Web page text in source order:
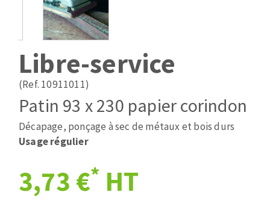
Pose des joints
Nettoyage
Mèches
Fraises carbure
Fers et plaquettes
ABRASIFS APPLIQUÉS
Patins
Bandes abrasives
Disques fibre et papier
Feuilles 230 x 280 mm
Cales à poncer et patins
Eponges abrasive
DISQUES ABRASIFS
Meules d'ébarbage
Libre-service
(Ref. 10911011)
Patin 93 x 230 papier corindon
Décapage, ponçage à sec de métaux et bois durs
Usage régulier
3,73 €* HT